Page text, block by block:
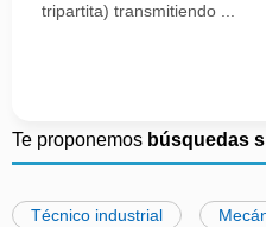
tripartita) transmitiendo ...
Te proponemos búsquedas
Técnico industrial